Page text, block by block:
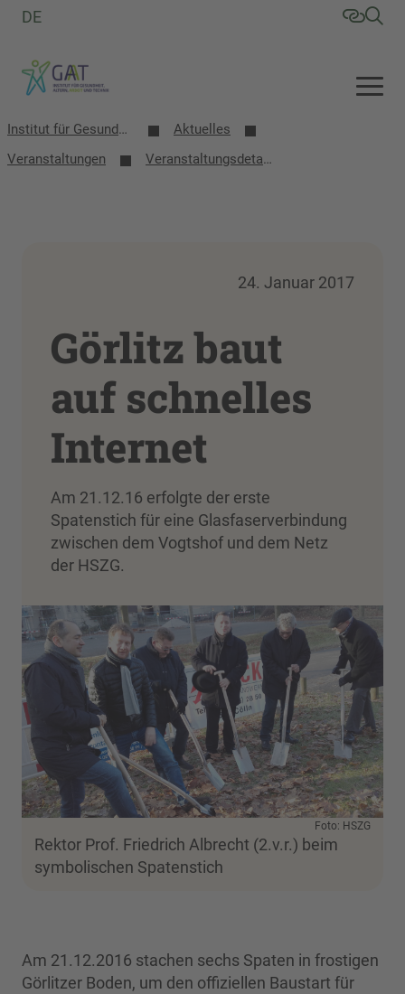
DE
Institut für Gesundheit, Altern, Arbeit und Technik (GAT)
Aktuelles
Veranstaltungen
Veranstaltungsdetails
24. Januar 2017
Görlitz baut
auf schnelles
Internet
Am 21.12.16 erfolgte der erste
Spatenstich für eine Glasfaserverbindung
zwischen dem Vogtshof und dem Netz
der HSZG.
Foto: HSZG
Rektor Prof. Friedrich Albrecht (2.v.r.) beim
symbolischen Spatenstich
Am 21.12.2016 stachen sechs Spaten in frostigen
Görlitzer Boden, um den offiziellen Baustart für